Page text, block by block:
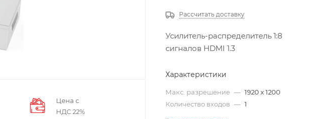
Цена с
НДС 22%
Рассчитать доставку
Усилитель-распределитель 1:8
сигналов HDMI 1.3
Характеристики
Макс. разрешение — 1920 x 1200
Количество входов — 1